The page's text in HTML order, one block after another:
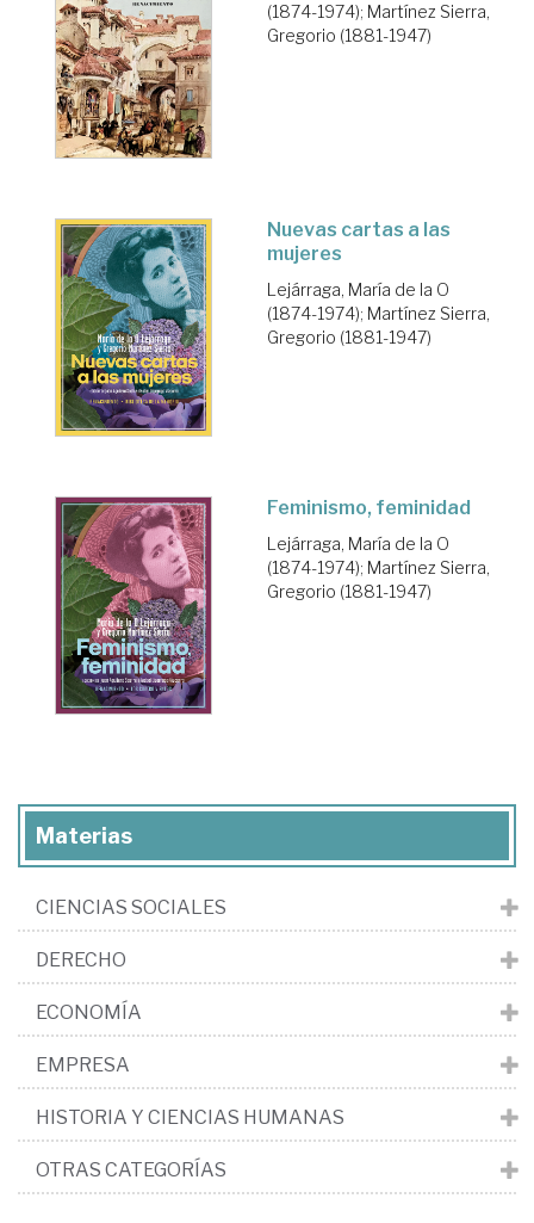
(1874-1974); Martínez Sierra,
Gregorio (1881-1947)
Nuevas cartas a las
mujeres
Lejárraga, María de la O
(1874-1974); Martínez Sierra,
Gregorio (1881-1947)
Feminismo, feminidad
Lejárraga, María de la O
(1874-1974); Martínez Sierra,
Gregorio (1881-1947)
Materias
CIENCIAS SOCIALES
DERECHO
ECONOMÍA
EMPRESA
HISTORIA Y CIENCIAS HUMANAS
OTRAS CATEGORÍAS